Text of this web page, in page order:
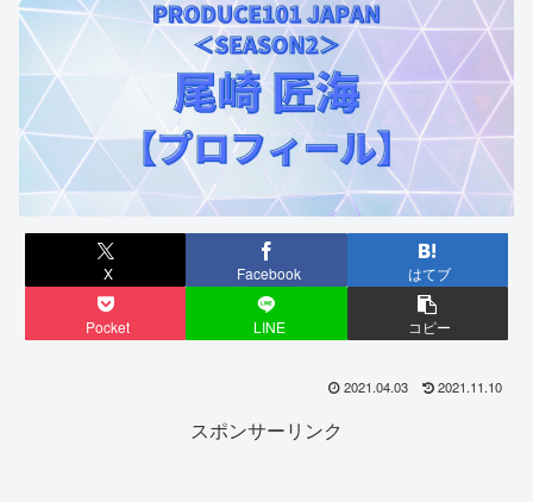
X Facebook はてブ
Pocket LINE コピー
2021.04.03 2021.11.10
スポンサーリンク